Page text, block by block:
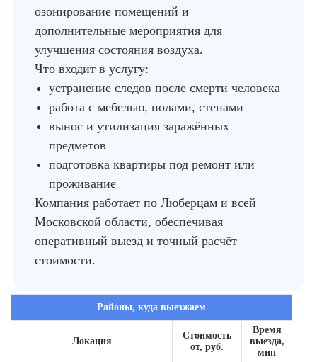
озонирование помещений и
дополнительные мероприятия для
улучшения состояния воздуха.
Что входит в услугу:
устранение следов после смерти человека
работа с мебелью, полами, стенами
вынос и утилизация заражённых
предметов
подготовка квартиры под ремонт или
проживание
Компания работает по Люберцам и всей
Московской области, обеспечивая
оперативный выезд и точный расчёт
стоимости.
Районы, куда выезжаем
Локация
Стоимость
от, руб.
Время
выезда,
мин